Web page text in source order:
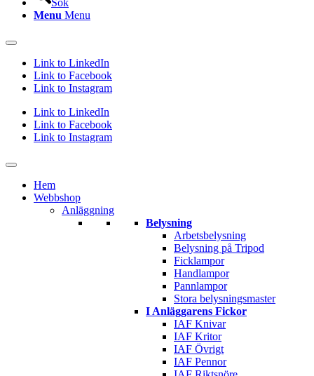
Menu Menu
Link to LinkedIn
Link to Facebook
Link to Instagram
Link to LinkedIn
Link to Facebook
Link to Instagram
Hem
Webbshop
Anläggning
Belysning
Arbetsbelysning
Belysning på Tripod
Ficklampor
Handlampor
Pannlampor
Stora belysningsmaster
I Anläggarens Fickor
IAF Knivar
IAF Kritor
IAF Övrigt
IAF Pennor